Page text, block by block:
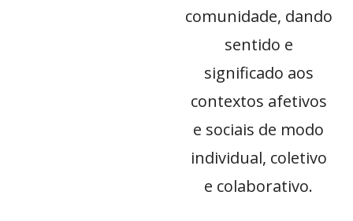
comunidade, dando
sentido e
significado aos
contextos afetivos
e sociais de modo
individual, coletivo
e colaborativo.